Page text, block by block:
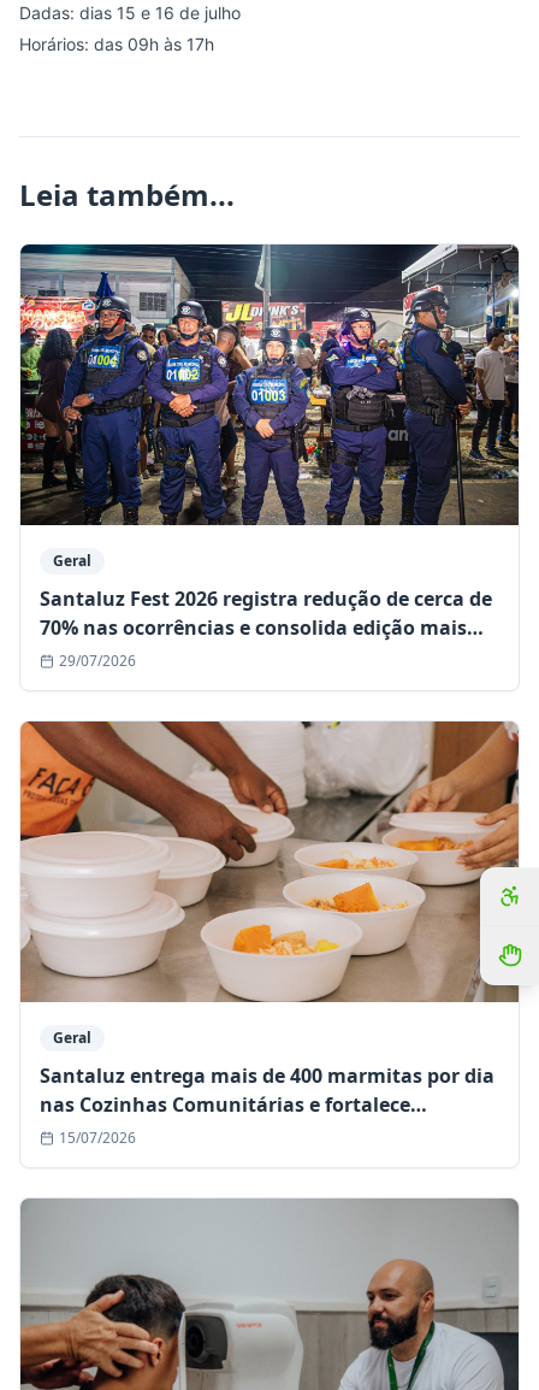
Dadas: dias 15 e 16 de julho
Horários: das 09h às 17h
Leia também...
Geral
Santaluz Fest 2026 registra redução de cerca de
70% nas ocorrências e consolida edição mais
segura da história
29/07/2026
Geral
Santaluz entrega mais de 400 marmitas por dia
nas Cozinhas Comunitárias e fortalece
assistência às famílias em situação de
vulnerabilidade
15/07/2026